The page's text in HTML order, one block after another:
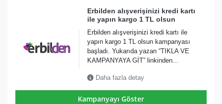
Erbilden alışverişinizi kredi kartı
ile yapın kargo 1 TL olsun
Erbilden alışverişinizi kredi kartı ile
yapın kargo 1 TL olsun kampanyası
başladı. Yukarıda yazan “TIKLA VE
KAMPANYAYA GİT” linkinden...
Daha fazla detay
Kampanyayı Göster